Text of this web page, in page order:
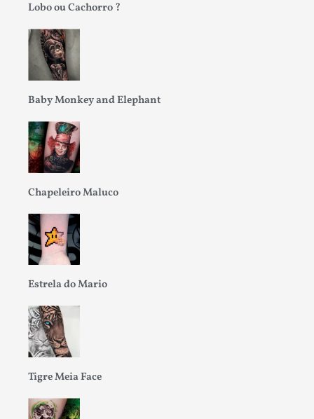
Lobo ou Cachorro ?
Baby Monkey and Elephant
Chapeleiro Maluco
Estrela do Mario
Tigre Meia Face